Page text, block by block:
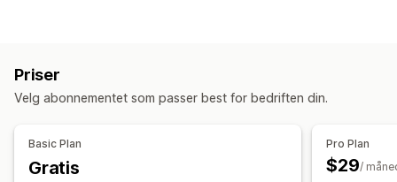
Priser
Velg abonnementet som passer best for bedriften din.
Basic Plan
Gratis
Pro Plan
$29/